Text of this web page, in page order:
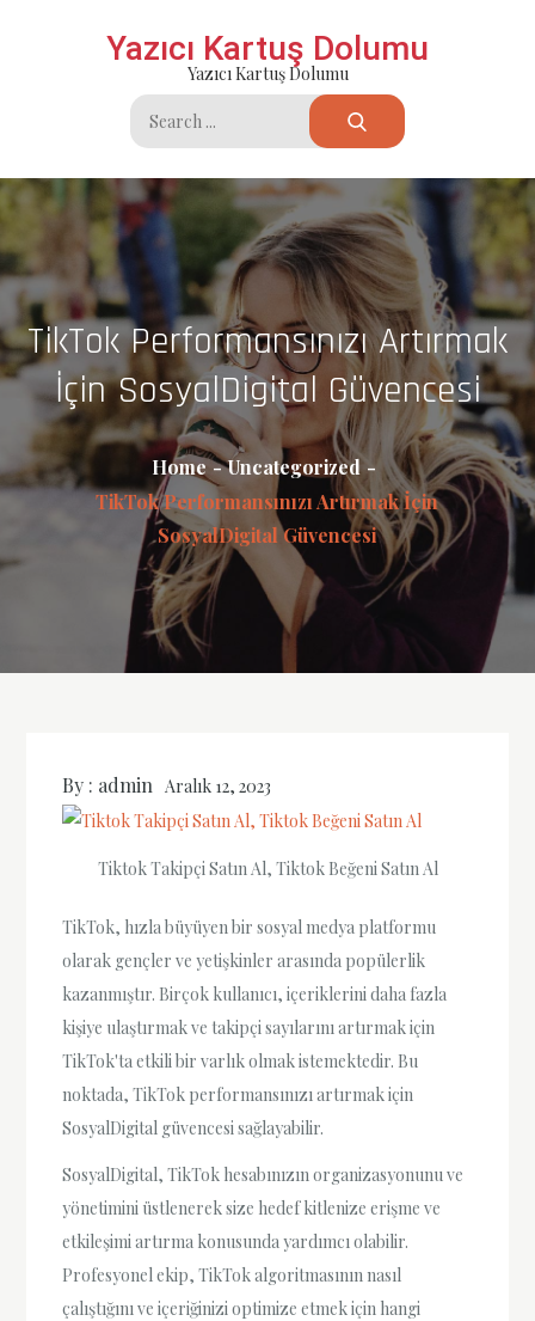
Yazıcı Kartuş Dolumu
Yazıcı Kartuş Dolumu
Search
for:
TikTok Performansınızı Artırmak
İçin SosyalDigital Güvencesi
Home
Uncategorized
TikTok Performansınızı Artırmak İçin
SosyalDigital Güvencesi
By : admin Aralık 12, 2023
Tiktok Takipçi Satın Al, Tiktok Beğeni Satın Al
TikTok, hızla büyüyen bir sosyal medya platformu
olarak gençler ve yetişkinler arasında popülerlik
kazanmıştır. Birçok kullanıcı, içeriklerini daha fazla
kişiye ulaştırmak ve takipçi sayılarını artırmak için
TikTok'ta etkili bir varlık olmak istemektedir. Bu
noktada, TikTok performansınızı artırmak için
SosyalDigital güvencesi sağlayabilir.
SosyalDigital, TikTok hesabınızın organizasyonunu ve
yönetimini üstlenerek size hedef kitlenize erişme ve
etkileşimi artırma konusunda yardımcı olabilir.
Profesyonel ekip, TikTok algoritmasının nasıl
çalıştığını ve içeriğinizi optimize etmek için hangi